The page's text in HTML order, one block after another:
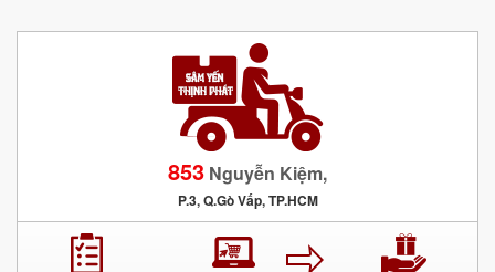
853 Nguyễn Kiệm,
P.3, Q.Gò Vấp, TP.HCM